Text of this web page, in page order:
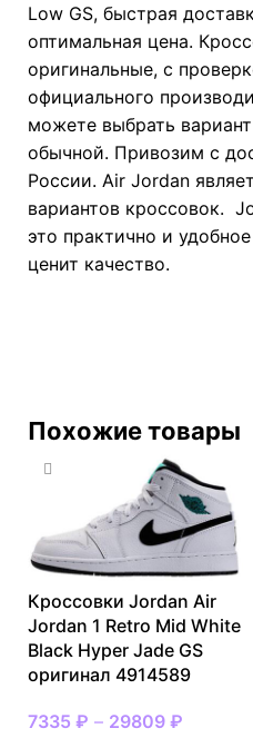
Low GS, быстрая
оптимальная цена.
оригинальные, с
официального
можете выбрать
обычной. Привозим с
России. Air Jordan
вариантов кроссовок.
это практично и
ценит качество.
Похожие товары
Кроссовки Jordan Air
Jordan 1 Retro Mid White
Black Hyper Jade GS
оригинал 4914589
7335 ₽ – 29809 ₽